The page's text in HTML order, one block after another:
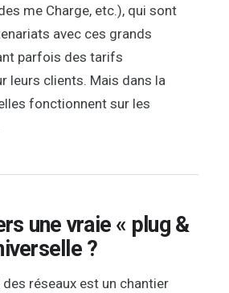
me Charge, etc.), qui sont
avec ces grands
parfois des tarifs
leurs clients. Mais dans la
fonctionnent sur les
une vraie « plug &
?
des réseaux est un chantier